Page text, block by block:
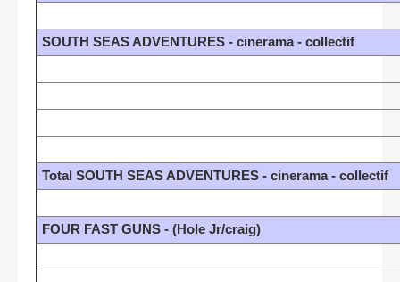
SOUTH SEAS ADVENTURES - cinerama - collectif
Total SOUTH SEAS ADVENTURES - cinerama - collectif
FOUR FAST GUNS - (Hole Jr/craig)